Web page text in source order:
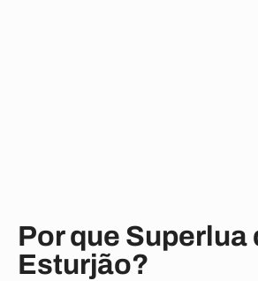
Por que Superlua
Esturjão?